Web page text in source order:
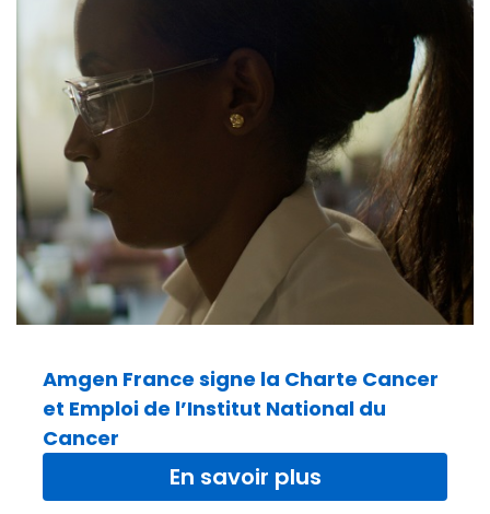
Amgen France signe la Charte Cancer
et Emploi de l’Institut National du
Cancer
En savoir plus